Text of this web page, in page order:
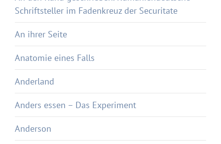
Schriftsteller im Fadenkreuz der Securitate
An ihrer Seite
Anatomie eines Falls
Anderland
Anders essen – Das Experiment
Anderson